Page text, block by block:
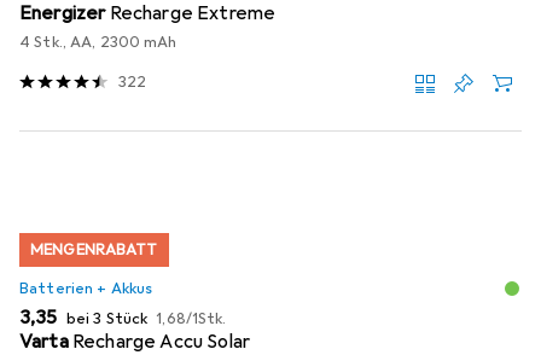
Energizer Recharge Extreme
4 Stk., AA, 2300 mAh
322
MENGENRABATT
Batterien + Akkus
EUR
3,35 bei 3 Stück EUR
1,68/1Stk.
Varta Recharge Accu Solar